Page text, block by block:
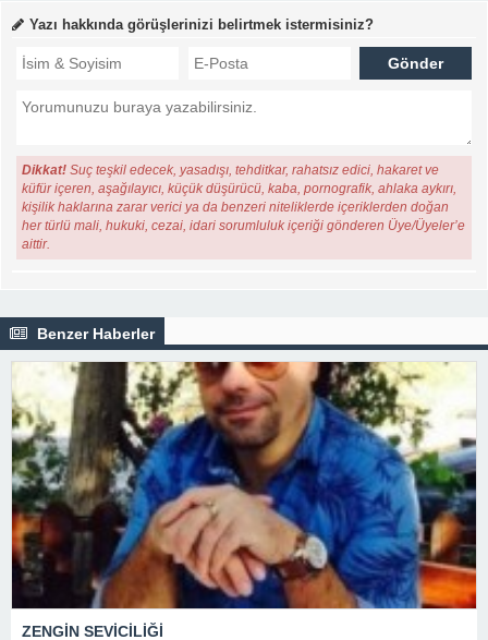
Yazı hakkında görüşlerinizi belirtmek istermisiniz?
Dikkat! Suç teşkil edecek, yasadışı, tehditkar, rahatsız edici, hakaret ve
küfür içeren, aşağılayıcı, küçük düşürücü, kaba, pornografik, ahlaka aykırı,
kişilik haklarına zarar verici ya da benzeri niteliklerde içeriklerden doğan
her türlü mali, hukuki, cezai, idari sorumluluk içeriği gönderen Üye/Üyeler’e
aittir.
Benzer Haberler
ZENGİN SEVİCİLİĞİ